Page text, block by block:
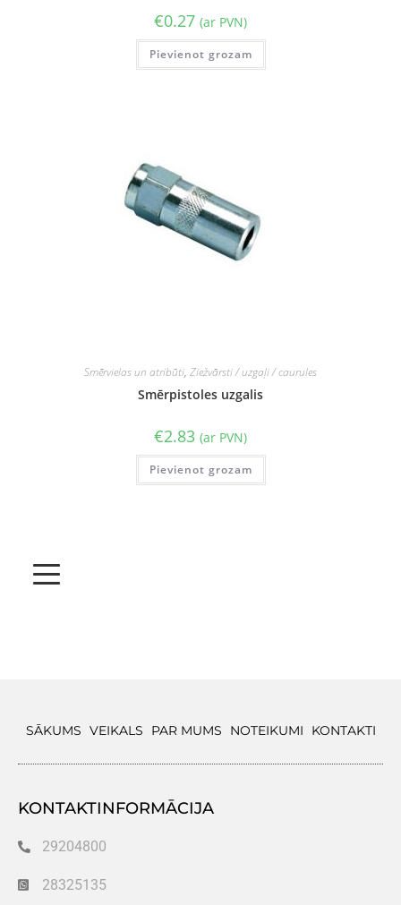
€0.27 (ar PVN)
Pievienot grozam
Smērvielas un atribūti, Ziežvārsti / uzgaļi / caurules
Smērpistoles uzgalis
€2.83 (ar PVN)
Pievienot grozam
SĀKUMS VEIKALS PAR MUMS NOTEIKUMI KONTAKTI
KONTAKTINFORMĀCIJA
29204800
28325135